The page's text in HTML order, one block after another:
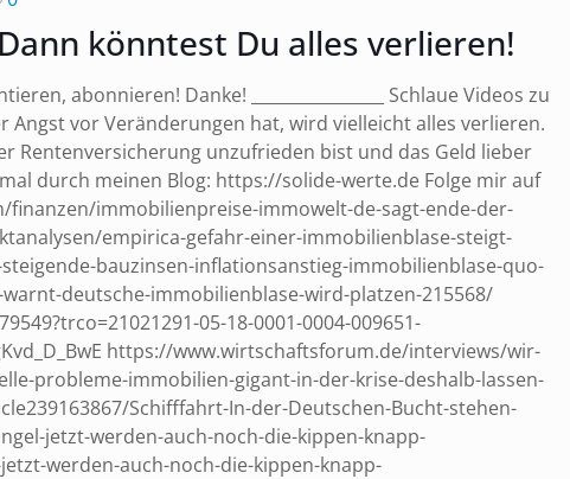
Dann könntest Du alles verlieren!
abonnieren! Danke! ________________ Schlaue Videos zu
Angst vor Veränderungen hat, wird vielleicht alles verlieren.
Rentenversicherung unzufrieden bist und das Geld lieber
durch meinen Blog: https://solide-werte.de Folge mir auf
finanzen/immobilienpreise-immowelt-de-sagt-ende-der-
empirica-gefahr-einer-immobilienblase-steigt-
bauzinsen-inflationsanstieg-immobilienblase-quo-
deutsche-immobilienblase-wird-platzen-215568/
05-18-0001-0004-009651-
https://www.wirtschaftsforum.de/interviews/wir-
probleme-immobilien-gigant-in-der-krise-deshalb-lassen-
Schifffahrt-In-der-Deutschen-Bucht-stehen-
jetzt-werden-auch-noch-die-kippen-knapp-
werden-auch-noch-die-kippen-knapp-